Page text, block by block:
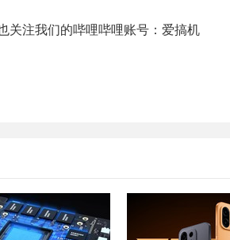
关注我们的哔哩哔哩账号：爱搞机